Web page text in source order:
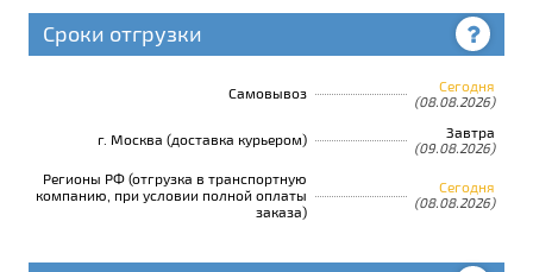
Сроки отгрузки
Самовывоз Сегодня
(08.08.2026)
г. Москва (доставка курьером) Завтра
(09.08.2026)
Регионы РФ (отгрузка в транспортную
компанию, при условии полной оплаты
заказа)
Сегодня
(08.08.2026)